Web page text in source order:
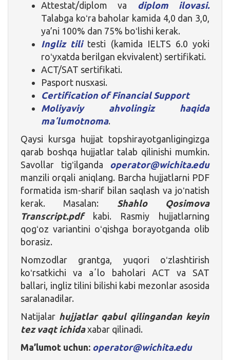
Attestat/diplom va diplom ilovasi.
Talabga koʻra baholar kamida 4,0 dan 3,0,
ya’ni 100% dan 75% boʻlishi kerak.
Ingliz tilitesti (kamida IELTS 6.0 yoki
roʻyxatda berilgan ekvivalent) sertifikati.
ACT/SAT sertifikati.
Pasport nusxasi.
Certification of Financial Support
Moliyaviy ahvolingiz haqida
maʼlumotnoma.
Qaysi kursga hujjat topshirayotganligingizga
qarab boshqa hujjatlar talab qilinishi mumkin.
Savollar tigʻilganda operator@wichita.edu
manzili orqali aniqlang. Barcha hujjatlarni PDF
formatida ism-sharif bilan saqlash va joʻnatish
kerak. Masalan:
Shahlo Qosimova
Transcript.pdfkabi. Rasmiy hujjatlarning
qogʻoz variantini oʻqishga borayotganda olib
borasiz.
Nomzodlar grantga, yuqori oʻzlashtirish
koʻrsatkichi va aʼlo baholari ACT va SAT
ballari, ingliz tilini bilishi kabi mezonlar asosida
saralanadilar.
Natijalar hujjatlar qabul qilingandan keyin
tez vaqt ichidaxabar qilinadi.
Ma’lumot uchun: operator@wichita.edu